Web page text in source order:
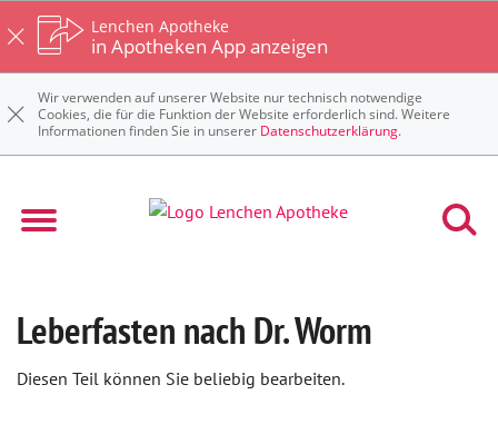
Lenchen Apotheke
in Apotheken App anzeigen
Wir verwenden auf unserer Website nur technisch notwendige
Cookies, die für die Funktion der Website erforderlich sind. Weitere
Informationen finden Sie in unserer Datenschutzerklärung.
Leberfasten nach Dr. Worm
Diesen Teil können Sie beliebig bearbeiten.